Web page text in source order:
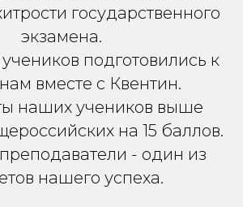
государственного
экзамена.
подготовились к
вместе с Квентин.
наших учеников выше
на 15 баллов.
- один из
нашего успеха.